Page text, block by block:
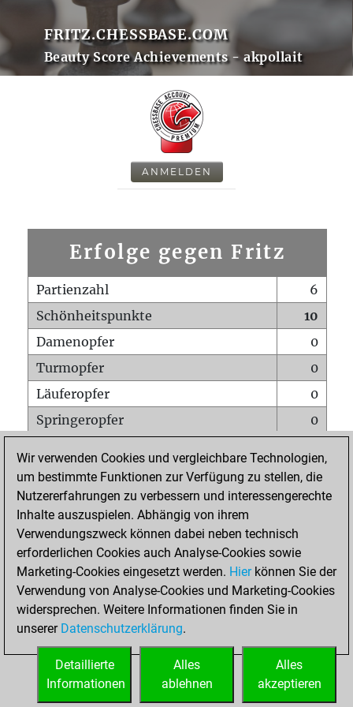
FRITZ.CHESSBASE.COM
Beauty Score Achievements - akpollait
ANMELDEN
Erfolge gegen Fritz
Partienzahl
6
Schönheitspunkte
10
Damenopfer
0
Turmopfer
0
Läuferopfer
0
Springeropfer
0
Matt auf vollem Brett
0
Bauer setzt Matt
0
Erstickte Matts
Unterverwandlungen
Türme auf der siebten
0
STARTSEITE
Wir verwenden Cookies und vergleichbare Technologien,
um bestimmte Funktionen zur Verfügung zu stellen, die
Nutzererfahrungen zu verbessern und interessengerechte
Inhalte auszuspielen. Abhängig von ihrem
Verwendungszweck können dabei neben technisch
erforderlichen Cookies auch Analyse-Cookies sowie
Marketing-Cookies eingesetzt werden. Hierkönnen Sie der
Verwendung von Analyse-Cookies und Marketing-Cookies
widersprechen. Weitere Informationen finden Sie in
unserer Datenschutzerklärung.
Alles
akzeptieren
Alles
ablehnen
Detaillierte
Informationen